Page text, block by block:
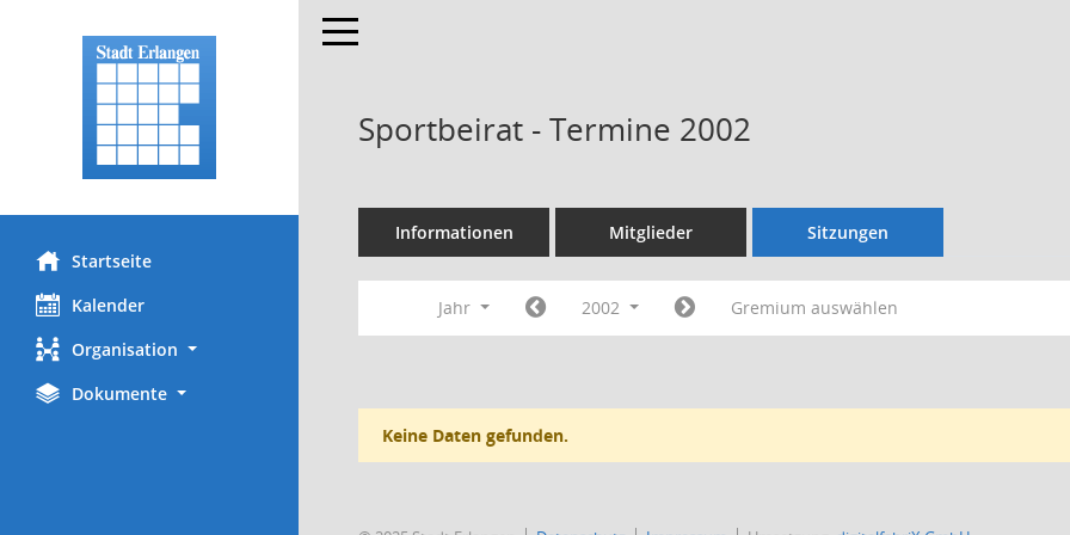
Startseite
Kalender
Organisation
Dokumente
Toggle navigation
Sportbeirat - Termine 2002
Informationen Mitglieder Sitzungen
Jahr 2002 Gremium auswählen
Keine Daten gefunden.